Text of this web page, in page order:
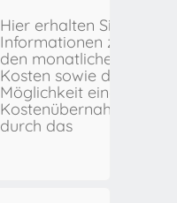
Hier erhalten Sie
Informationen zu
den monatlichen
Kosten sowie der
Möglichkeit einer
Kostenübernahme
durch das